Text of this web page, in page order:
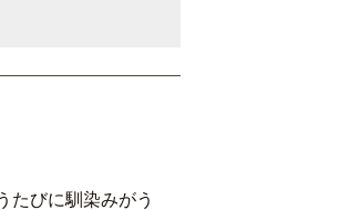
たびに馴染みがう